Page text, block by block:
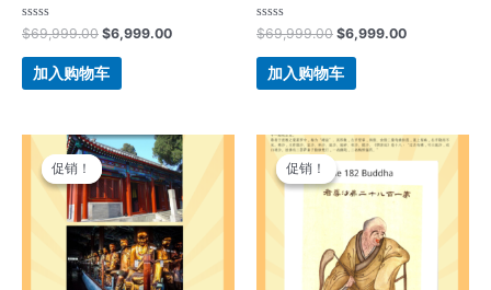
评
分
0
&sol;
$69,999.00 $6,999.00
加入购物车
评
分
0
&sol;
$69,999.00 $6,999.00
加入购物车
促销！
促销！
原
价
为：
$69,999.00。
当
前
价
格
为：
$6,999.00。
促销！
促销！
原
价
为：
$69,999.00。
当
前
格